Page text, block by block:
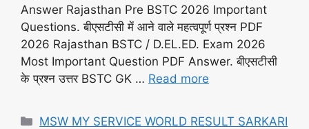
Answer Rajasthan Pre BSTC 2026 Important
Questions. बीएसटीसी में आने वाले महत्वपूर्ण प्रश्न PDF
2026 Rajasthan BSTC / D.EL.ED. Exam 2026
Most Important Question PDF Answer. बीएसटीसी
के प्रश्न उत्तर BSTC GK … Read more
Categories
MSW MY SERVICE WORLD RESULT SARKARI